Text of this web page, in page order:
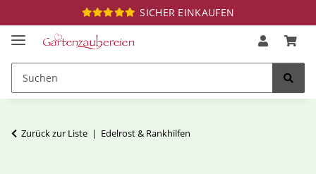
SICHER EINKAUFEN
Zurück zur Liste Edelrost & Rankhilfen